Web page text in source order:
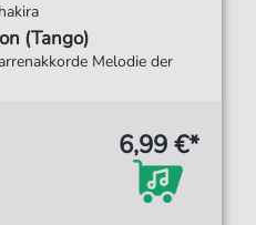
(Tango)
Melodie der
6,99 €*